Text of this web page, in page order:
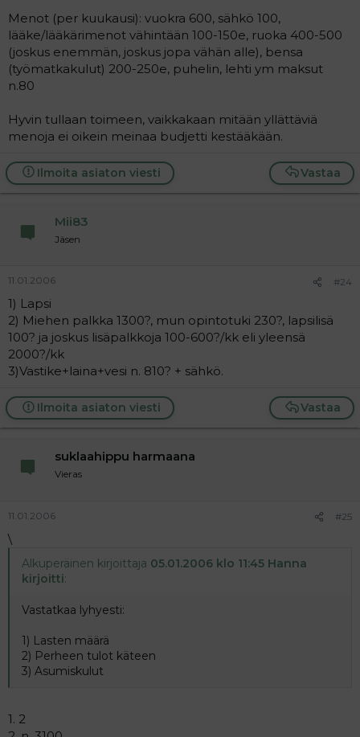
Menot (per kuukausi): vuokra 600, sähkö 100,
lääke/lääkärimenot vähintään 100-150e, ruoka 400-500
(joskus enemmän, joskus jopa vähän alle), bensa
(työmatkakulut) 200-250e, puhelin, lehti ym maksut
n.80
Hyvin tullaan toimeen, vaikkakaan mitään yllättäviä
menoja ei oikein meinaa budjetti kestääkään.
Vastaa
Ilmoita asiaton viesti
Mii83
Jäsen
11.01.2006 #24
1) Lapsi
2) Miehen palkka 1300?, mun opintotuki 230?, lapsilisä
100? ja joskus lisäpalkkoja 100-600?/kk eli yleensä
2000?/kk
3)Vastike+laina+vesi n. 810? + sähkö.
Vastaa
Ilmoita asiaton viesti
suklaahippu harmaana
Vieras
11.01.2006 #25
\
Alkuperäinen kirjoittaja 05.01.2006 klo 11:45 Hanna
kirjoitti:
Vastatkaa lyhyesti:
1) Lasten määrä
2) Perheen tulot käteen
3) Asumiskulut
1. 2